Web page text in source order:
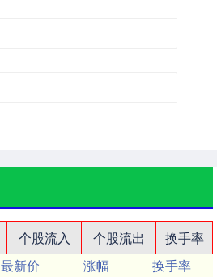
个股流入 个股流出
换手率
最新价 涨幅
换手率